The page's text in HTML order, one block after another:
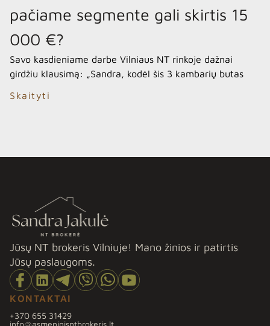
pačiame segmente gali skirtis 15
000 €?
Savo kasdieniame darbe Vilniaus NT rinkoje dažnai
girdžiu klausimą: „Sandra, kodėl šis 3 kambarių butas
nei lygiai tokio paties dydžio butas vos už kelių
jaunos šeimos. […]
Skaityti
Jūsų NT brokeris Vilniuje! Mano žinios ir patirtis
Jūsų paslaugoms.
KONTAKTAI
+370 655 31429
info@asmeninisntbrokeris.lt